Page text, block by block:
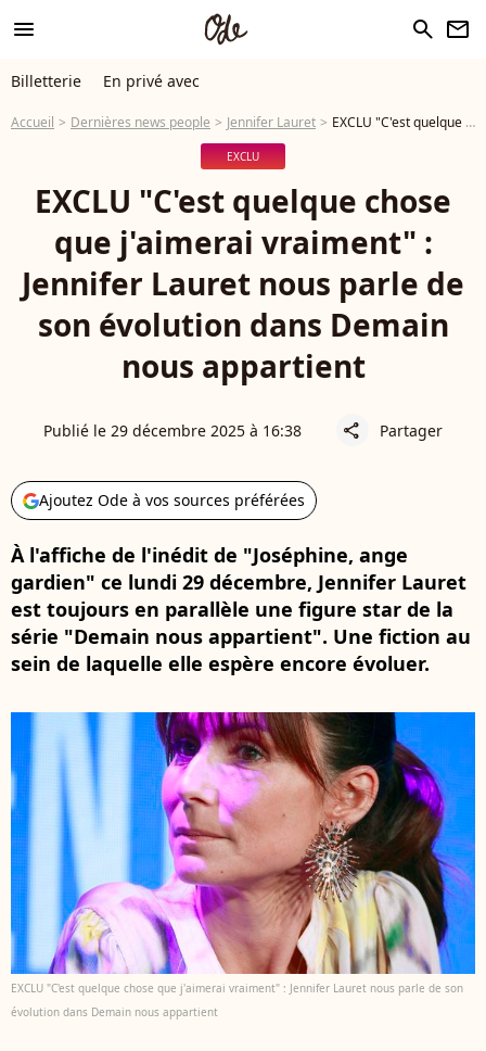
menu search newsletter
Billetterie En privé avec
Accueil Dernières news people Jennifer Lauret EXCLU "C'est quelque chose que j'aimerai vraiment" : Jennifer Lauret nous parle de son évolution dans Demain nous appartient
EXCLU
EXCLU "C'est quelque chose
que j'aimerai vraiment" :
Jennifer Lauret nous parle de
son évolution dans Demain
nous appartient
Publié le 29 décembre 2025 à 16:38 share Partager
Ajoutez Ode à vos sources préférées
À l'affiche de l'inédit de "Joséphine, ange
gardien" ce lundi 29 décembre, Jennifer Lauret
est toujours en parallèle une figure star de la
série "Demain nous appartient". Une fiction au
sein de laquelle elle espère encore évoluer.
EXCLU "C'est quelque chose que j'aimerai vraiment" : Jennifer Lauret nous parle de son
évolution dans Demain nous appartient